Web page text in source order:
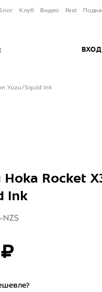
Блог Клуб Видео Fest
ВХОД
Yuzu/Squid Ink
Hoka Rocket
Ink
NZS